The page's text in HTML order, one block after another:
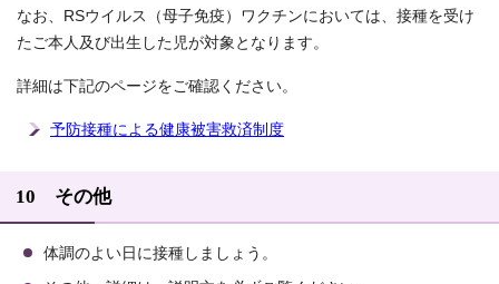
なお、RSウイルス（母子免疫）ワクチンにおいては、接種を受け
たご本人及び出生した児が対象となります。
詳細は下記のページをご確認ください。
予防接種による健康被害救済制度
10 その他
体調のよい日に接種しましょう。